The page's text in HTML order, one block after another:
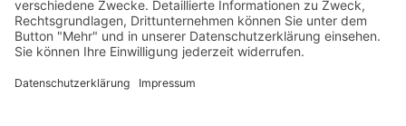
Hot 50
Top Neueinsteiger
Highscores